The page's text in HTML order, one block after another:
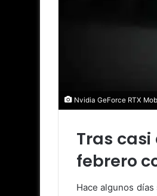
Nvidia GeForce RTX
Tras
febrero
Hace algunos